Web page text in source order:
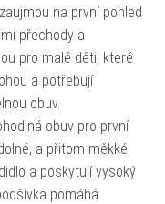
na první pohled
přechody a
pro malé děti, které
a potřebují
obuv.
obuv pro první
a přitom měkké
a poskytují vysoký
pomáhá